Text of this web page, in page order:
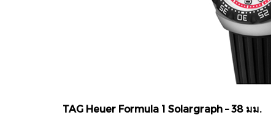
TAG Heuer Formula 1 Solargraph – 38 มม.